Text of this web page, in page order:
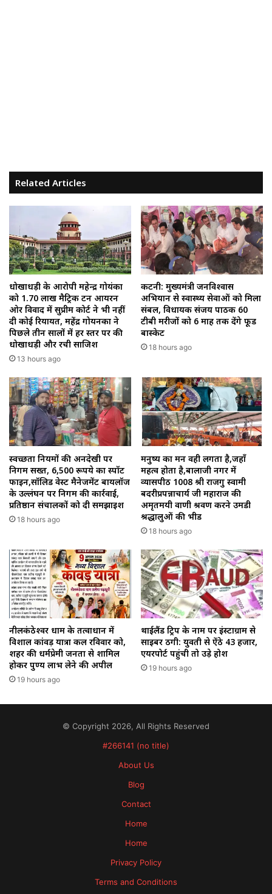
Related Articles
धोखाधड़ी के आरोपी महेन्द्र गोयंका
को 1.70 लाख मैट्रिक टन आयरन
ओर विवाद में सुप्रीम कोर्ट ने भी नहीं
दी कोई रियायत, महेंद्र गोयनका ने
पिछले तीन सालों में हर स्तर पर की
धोखाधड़ी और रची साजिश
13 hours ago
कटनी: मुख्यमंत्री जनविश्वास
अभियान से स्वास्थ्य सेवाओं को मिला
संबल, विधायक संजय पाठक 60
टीबी मरीजों को 6 माह तक देंगे फूड
बास्केट
18 hours ago
स्वच्छता नियमों की अनदेखी पर
निगम सख्त, 6,500 रूपये का स्पॉट
फाइन,सॉलिड वेस्ट मैनेजमेंट बायलॉज
के उल्लंघन पर निगम की कार्रवाई,
प्रतिष्ठान संचालकों को दी समझाइश
18 hours ago
मनुष्य का मन वही लगता है,जहाँ
महत्व होता है,बालाजी नगर में
व्यासपीठ 1008 श्री राजगुरु स्वामी
बदरीप्रपन्नाचार्य जी महाराज की
अमृतमयी वाणी श्रवण करने उमडी
श्रद्धालुओं की भीड
18 hours ago
नीलकंठेश्वर धाम के तत्वाधान में
विशाल कांवड़ यात्रा कल रविवार को,
शहर की धर्मप्रेमी जनता से शामिल
होकर पुण्य लाभ लेने की अपील
19 hours ago
थाईलैंड ट्रिप के नाम पर इंस्टाग्राम से
साइबर ठगी: युवती से ऐंठे ₹43 हजार,
एयरपोर्ट पहुंची तो उड़े होश
19 hours ago
© Copyright 2026, All Rights Reserved
#266141 (no title)
About Us
Blog
Contact
Home
Home
Privacy Policy
Terms and Conditions